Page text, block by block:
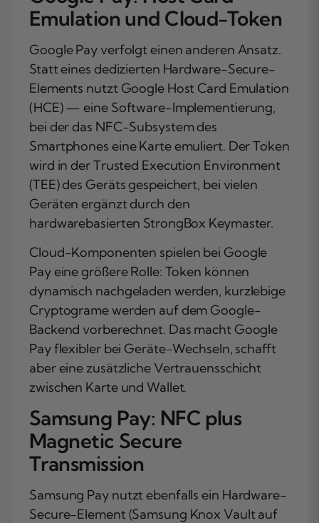
Emulation und Cloud-Token
Google Pay verfolgt einen anderen Ansatz.
Statt eines dedizierten Hardware-Secure-
Elements nutzt Google Host Card Emulation
(HCE) — eine Software-Implementierung,
bei der das NFC-Subsystem des
Smartphones eine Karte emuliert. Der Token
wird in der Trusted Execution Environment
(TEE) des Geräts gespeichert, bei vielen
Geräten ergänzt durch den
hardwarebasierten StrongBox Keymaster.
Cloud-Komponenten spielen bei Google
Pay eine größere Rolle: Token können
dynamisch nachgeladen werden, kurzlebige
Cryptograme werden auf dem Google-
Backend vorberechnet. Das macht Google
Pay flexibler bei Geräte-Wechseln, schafft
aber eine zusätzliche Vertrauensschicht
zwischen Karte und Wallet.
Samsung Pay: NFC plus
Magnetic Secure
Transmission
Samsung Pay nutzt ebenfalls ein Hardware-
Secure-Element (Samsung Knox Vault auf